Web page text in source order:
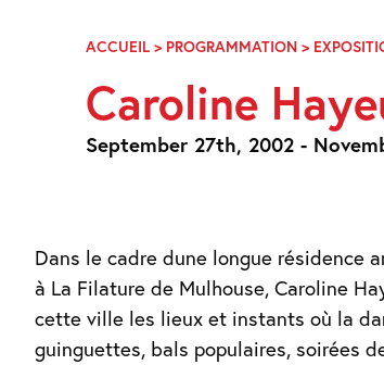
NavigationACCUEIL > PROGRAMMATION >
Caroline
September 27th, 2002 -
Dans le cadre dune longue résidence
à La Filature de Mulhouse, Caroline
cette ville les lieux et instants où la
guinguettes, bals populaires, soirées
2003 et à loccasion du Festival de